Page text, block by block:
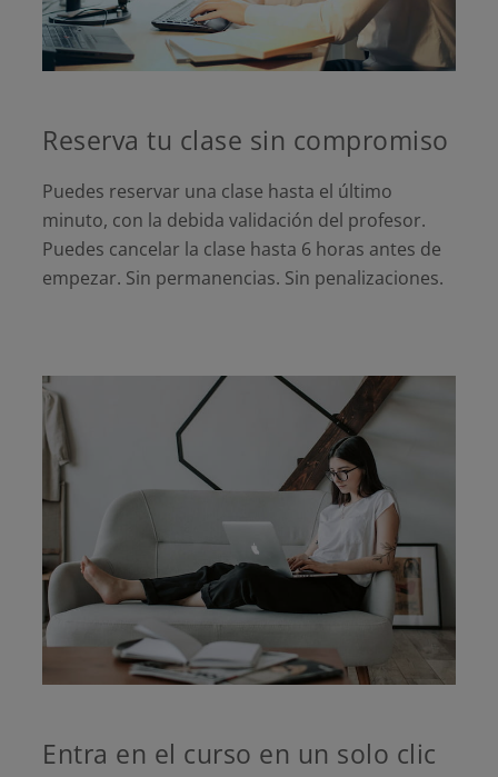
Reserva tu clase sin compromiso
Puedes reservar una clase hasta el último
minuto, con la debida validación del profesor.
Puedes cancelar la clase hasta 6 horas antes de
empezar. Sin permanencias. Sin penalizaciones.
Entra en el curso en un solo clic